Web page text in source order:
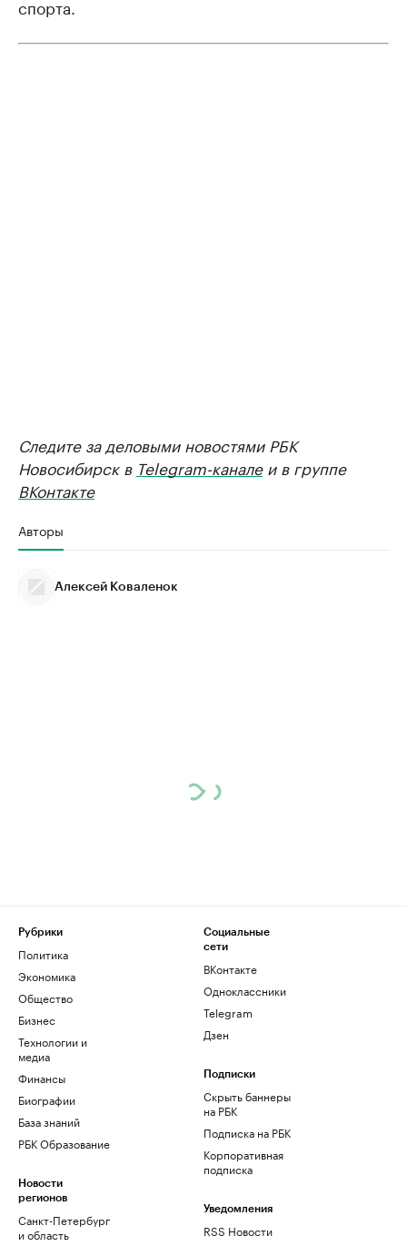
спорта.
Следите за деловыми новостями РБК
Новосибирск в Telegram-каналеи в группе
ВКонтакте
Авторы
Алексей Коваленок
Рубрики
Политика
Экономика
Общество
Бизнес
Технологии и
медиа
Финансы
Биографии
База знаний
РБК Образование
Новости
регионов
Санкт-Петербург
и область
Социальные
сети
ВКонтакте
Одноклассники
Telegram
Дзен
Подписки
Скрыть баннеры
на РБК
Подписка на РБК
Корпоративная
подписка
Уведомления
RSS Новости